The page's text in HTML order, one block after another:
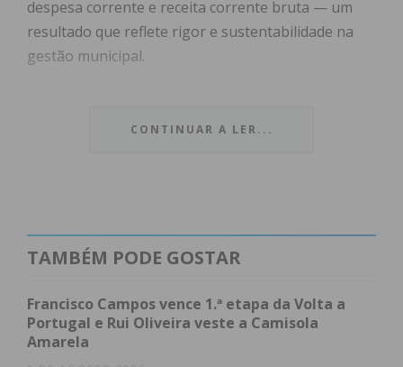
despesa corrente e receita corrente bruta — um
resultado que reflete rigor e sustentabilidade na
gestão municipal.
mais investiu em 2024 e, entre todos os municípios,
para projetos estruturantes, como a requalificação
saúde e pavilhões desportivos, bem como a
implementação da Estratégia Local de Habitação.
CONTINUAR A LER...
TAMBÉM PODE GOSTAR
Francisco Campos vence 1.ª etapa da Volta a
Portugal e Rui Oliveira veste a Camisola
Amarela